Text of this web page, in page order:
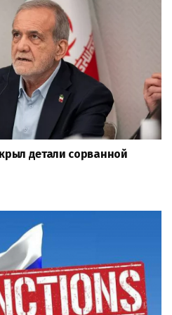
детали сорванной